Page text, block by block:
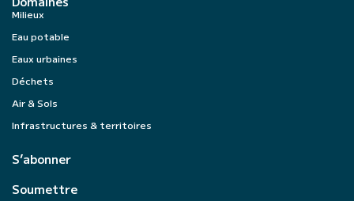
Milieux
Eau potable
Eaux urbaines
Déchets
Air & Sols
Infrastructures & territoires
S’abonner
Soumettre